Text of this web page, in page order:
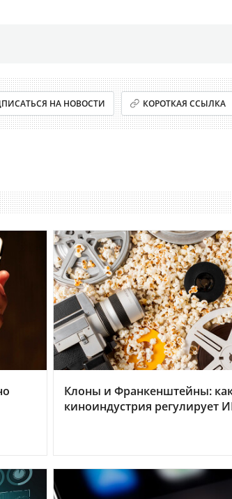
НА НОВОСТИ КОРОТКАЯ ССЫЛКА
Клоны и Франкенштейны:
киноиндустрия регулирует